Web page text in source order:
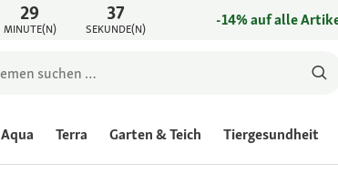
29
MINUTE(N)
37
SEKUNDE(N) -14% auf alle
Aqua Terra Garten & Teich Tiergesundheit